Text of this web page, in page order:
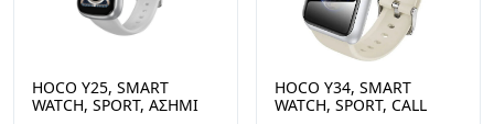
HOCO Y25, SMART
WATCH, SPORT, ΑΣΗΜΙ
HOCO Y34, SMART
WATCH, SPORT, CALL